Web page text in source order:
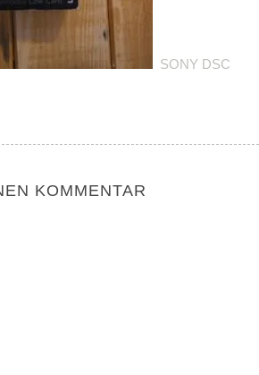
SONY DSC
KOMMENTAR